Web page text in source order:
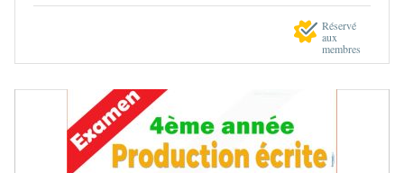
Réservé
aux
membres